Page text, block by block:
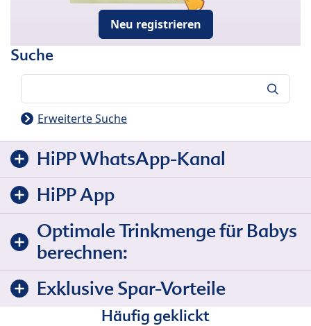
Neu registrieren
Suche
Erweiterte Suche
HiPP WhatsApp-Kanal
HiPP App
Optimale Trinkmenge für Babys
berechnen:
Exklusive Spar-Vorteile
Häufig geklickt